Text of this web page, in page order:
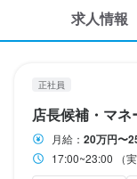
ヘルプ・お問い合わ
掲載をご検討の店舗様
求人情報
正社員
店長候補・マネ
月給： 20万円〜
17:00~23:00 （
日曜休み / 希望休日設
日曜定休 平日のみ勤務
待遇
・契約の定めなし
・社会保険完備